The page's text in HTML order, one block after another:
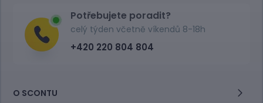
Potřebujete poradit?
celý týden včetně víkendů 8-18h
+420 220 804 804
O SCONTU